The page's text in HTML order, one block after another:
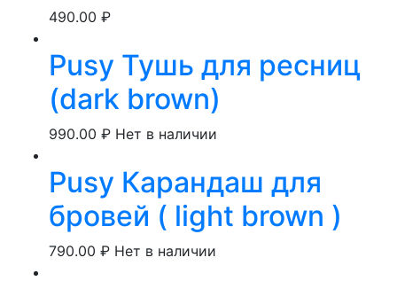
490.00 ₽
Pusy Тушь для ресниц
(dark brown)
990.00 ₽ Нет в наличии
Pusy Карандаш для
бровей ( light brown )
790.00 ₽ Нет в наличии